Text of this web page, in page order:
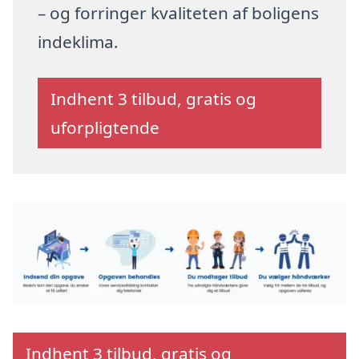
– og forringer kvaliteten af boligens
indeklima.
Indhent 3 tilbud, gratis og
uforpligtende
Indhent 3 tilbud, gratis og